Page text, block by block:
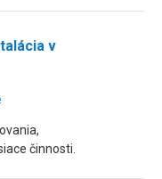
v
činnosti.